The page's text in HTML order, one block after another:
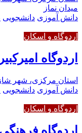
میدان نماز
دانش آموزی دانشجویی
اردوگاه و اسکان
اردوگاه امیرکبیر
استان مرکزی، شهر
دانش آموزی دانشجویی
اردوگاه و اسکان
اردوگاه